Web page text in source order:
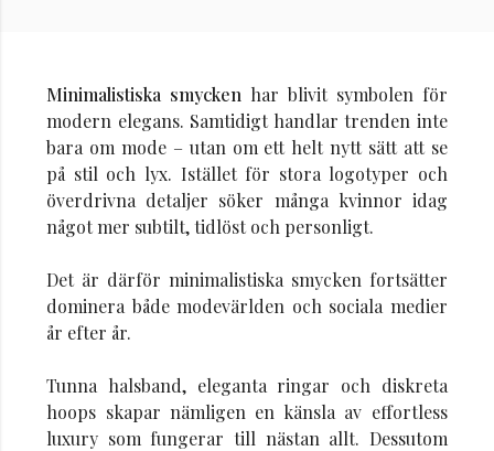
Minimalistiska smycken har blivit symbolen för
modern elegans. Samtidigt handlar trenden inte
bara om mode – utan om ett helt nytt sätt att se
på stil och lyx. Istället för stora logotyper och
överdrivna detaljer söker många kvinnor idag
något mer subtilt, tidlöst och personligt.
Det är därför minimalistiska smycken fortsätter
dominera både modevärlden och sociala medier
år efter år.
Tunna halsband, eleganta ringar och diskreta
hoops skapar nämligen en känsla av effortless
luxury som fungerar till nästan allt. Dessutom